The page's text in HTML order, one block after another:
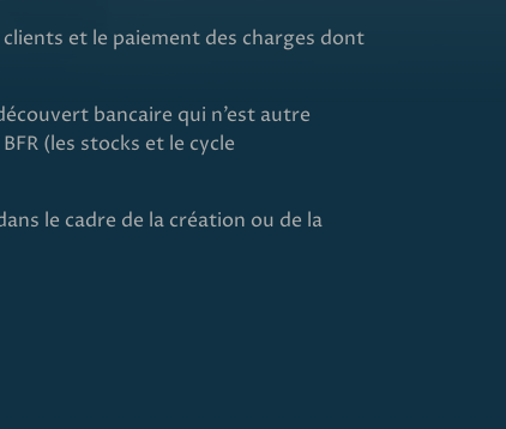
et le paiement des charges dont
bancaire qui n’est autre
(les stocks et le cycle
le cadre de la création ou de la